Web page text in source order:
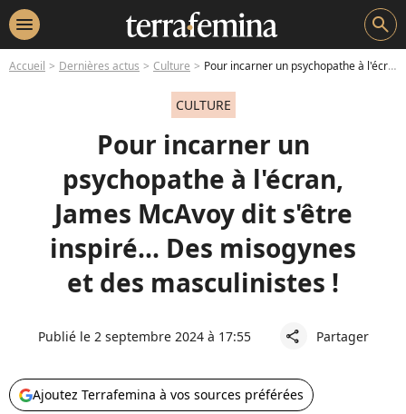
menu search
Accueil Dernières actus Culture Pour incarner un psychopathe à l'écran, James McAvoy dit s'être inspiré... Des misogynes et des masculinistes !
CULTURE
Pour incarner un
psychopathe à l'écran,
James McAvoy dit s'être
inspiré... Des misogynes
et des masculinistes !
Publié le 2 septembre 2024 à 17:55 share Partager
Ajoutez Terrafemina à vos sources préférées